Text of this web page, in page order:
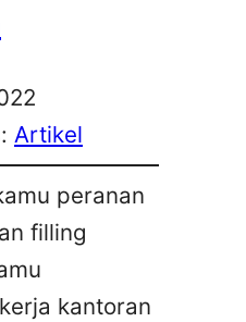
Artikel
peranan
filling
kantoran